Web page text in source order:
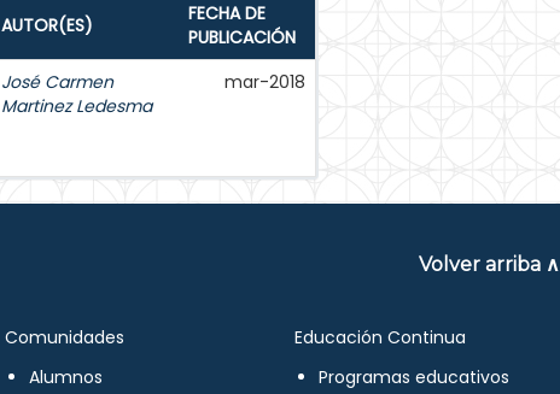
AUTOR(ES)
FECHA DE
PUBLICACIÓN
José Carmen
Martinez Ledesma
mar-2018
Volver arriba ∧
Comunidades
Alumnos
Educación Continua
Programas educativos